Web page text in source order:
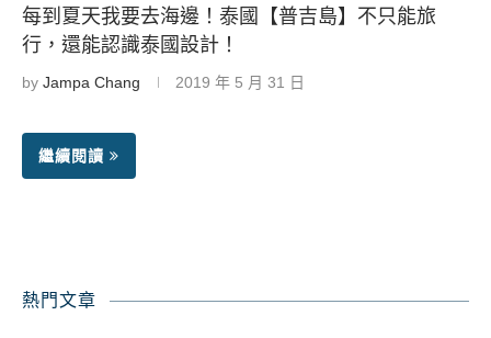
每到夏天我要去海邊！泰國【普吉島】不只能旅
行，還能認識泰國設計！
by Jampa Chang 2019 年 5 月 31 日
繼續閱讀
熱門文章